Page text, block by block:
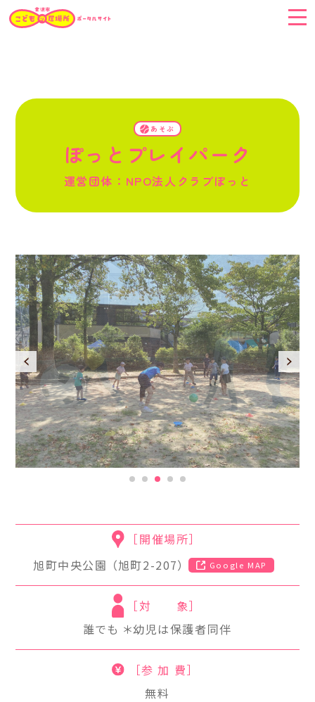
こどもの居場所を
つくりたい！
つづけたい！
応援したい！
こどもの居場所
とは
お知らせ一覧
（新着情報）
あそぶ
ぽっとプレイパーク
運営団体：NPO法人クラブぽっと
［開催場所］
旭町中央公園 （旭町2-207）
Google MAP
［対 象］
誰でも ＊幼児は保護者同伴
［参 加 費］
無料